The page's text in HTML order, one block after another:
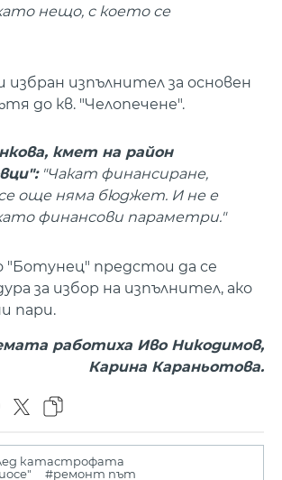
нещо, с което се
избран изпълнител за основен
до кв. "Челопечене".
кмет на район
"Чакат финансиране,
още няма бюджет. И не е
финансови параметри."
"Ботунец" предстои да се
за избор на изпълнител, ако
пари.
работиха Иво Никодимов,
Карина Караньотова.
катастрофата
#ремонт път